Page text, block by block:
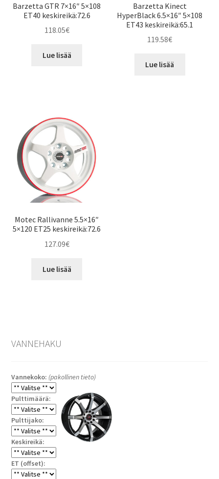
Barzetta GTR 7×16″ 5×108
ET40 keskireikä:72.6
118.05€
Lue lisää
Barzetta Kinect
HyperBlack 6.5×16″ 5×108
ET43 keskireikä:65.1
119.58€
Lue lisää
Motec Rallivanne 5.5×16″
5×120 ET25 keskireikä:72.6
127.09€
Lue lisää
VANNEHAKU
Vannekoko: (pakollinen tieto)
Pulttimäärä:
Pulttijako:
Keskireikä:
ET (offset):